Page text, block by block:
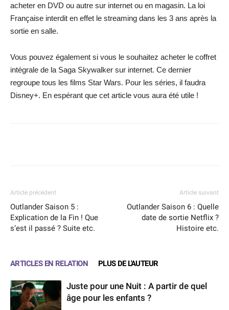
acheter en DVD ou autre sur internet ou en magasin. La loi
Française interdit en effet le streaming dans les 3 ans après la
sortie en salle.
Vous pouvez également si vous le souhaitez acheter le coffret
intégrale de la Saga Skywalker sur internet. Ce dernier
regroupe tous les films Star Wars. Pour les séries, il faudra
Disney+. En espérant que cet article vous aura été utile !
Article précédent
Outlander Saison 5 :
Explication de la Fin ! Que
s’est il passé ? Suite etc.
Article suivant
Outlander Saison 6 : Quelle
date de sortie Netflix ?
Histoire etc.
ARTICLES EN RELATION PLUS DE L'AUTEUR
Juste pour une Nuit : A partir de quel
âge pour les enfants ?